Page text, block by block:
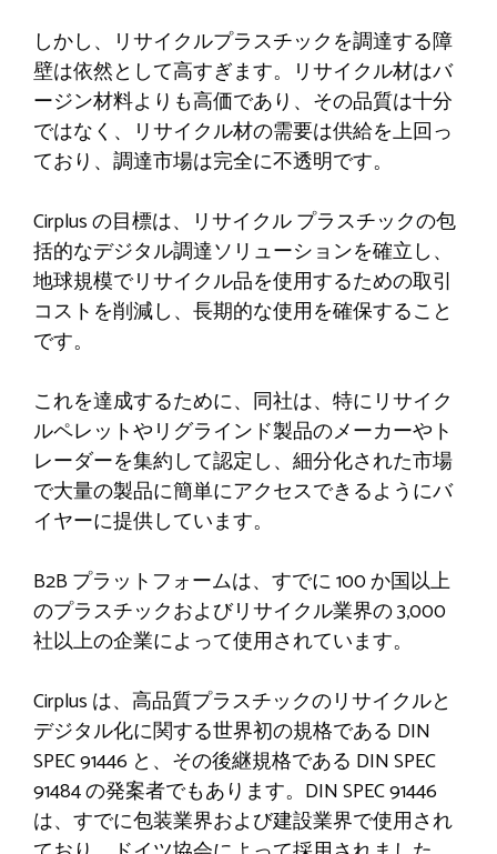
しかし、リサイクルプラスチックを調達する障
壁は依然として高すぎます。リサイクル材はバ
ージン材料よりも高価であり、その品質は十分
ではなく、リサイクル材の需要は供給を上回っ
ており、調達市場は完全に不透明です。
Cirplus の目標は、リサイクル プラスチックの包
括的なデジタル調達ソリューションを確立し、
地球規模でリサイクル品を使用するための取引
コストを削減し、長期的な使用を確保すること
です。
これを達成するために、同社は、特にリサイク
ルペレットやリグラインド製品のメーカーやト
レーダーを集約して認定し、細分化された市場
で大量の製品に簡単にアクセスできるようにバ
イヤーに提供しています。
B2B プラットフォームは、すでに 100 か国以上
のプラスチックおよびリサイクル業界の 3,000
社以上の企業によって使用されています。
Cirplus は、高品質プラスチックのリサイクルと
デジタル化に関する世界初の規格である DIN
SPEC 91446 と、その後継規格である DIN SPEC
91484 の発案者でもあります。DIN SPEC 91446
は、すでに包装業界および建設業界で使用され